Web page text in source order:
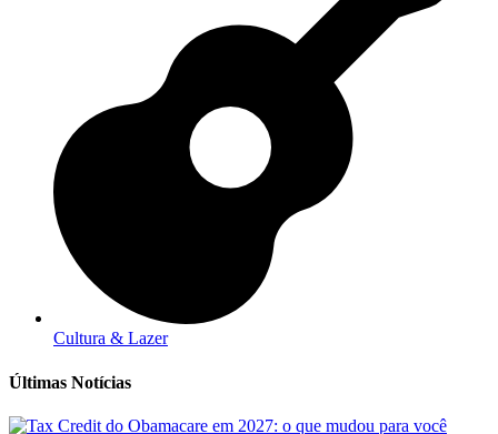
Cultura & Lazer
Últimas Notícias